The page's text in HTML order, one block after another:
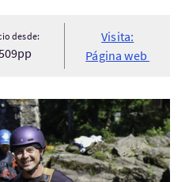
desde:
Visita:
Página web
days